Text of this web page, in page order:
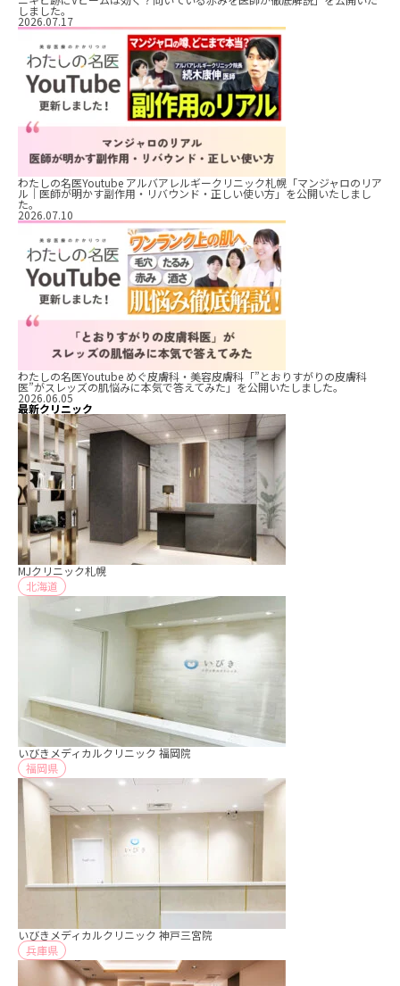
しました。
2026.07.17
わたしの名医Youtube アルバアレルギークリニック札幌「マンジャロのリア
ル｜医師が明かす副作用・リバウンド・正しい使い方」を公開いたしまし
た。
2026.07.10
わたしの名医Youtube めぐ皮膚科・美容皮膚科「”とおりすがりの皮膚科
医”がスレッズの肌悩みに本気で答えてみた」を公開いたしました。
2026.06.05
最新クリニック
MJクリニック札幌
北海道
いびきメディカルクリニック 福岡院
福岡県
いびきメディカルクリニック 神戸三宮院
兵庫県